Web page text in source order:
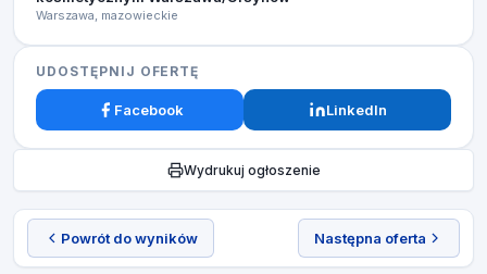
Powrót do wyników Następna oferta
Warszawa, mazowieckie
UDOSTĘPNIJ OFERTĘ
Facebook LinkedIn
Wydrukuj ogłoszenie